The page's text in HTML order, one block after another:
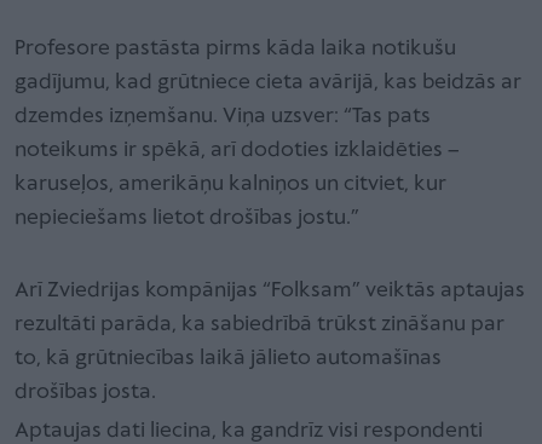
Profesore pastāsta pirms kāda laika notikušu
gadījumu, kad grūtniece cieta avārijā, kas beidzās ar
dzemdes izņemšanu. Viņa uzsver: “Tas pats
noteikums ir spēkā, arī dodoties izklaidēties –
karuseļos, amerikāņu kalniņos un citviet, kur
nepieciešams lietot drošības jostu.”
Arī Zviedrijas kompānijas “Folksam” veiktās aptaujas
rezultāti parāda, ka sabiedrībā trūkst zināšanu par
to, kā grūtniecības laikā jālieto automašīnas
drošības josta.
Aptaujas dati liecina, ka gandrīz visi respondenti